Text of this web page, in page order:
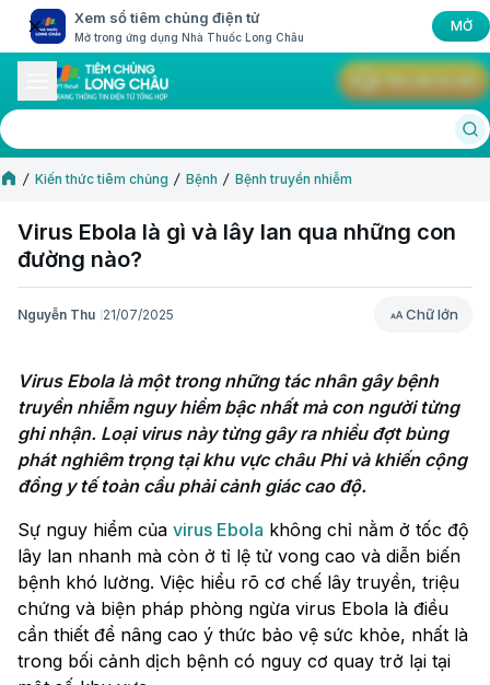
Xem sổ tiêm chủng điện tử
Mở trong ứng dụng Nhà Thuốc Long Châu
MỞ
Kiến thức tiêm chủng Bệnh Bệnh truyền nhiễm
Virus Ebola là gì và lây lan qua những con
đường nào?
Nguyễn Thu 21/07/2025 Chữ lớn
Chữ lớn
Virus Ebola là một trong những tác nhân gây bệnh
truyền nhiễm nguy hiểm bậc nhất mà con người từng
ghi nhận. Loại virus này từng gây ra nhiều đợt bùng
phát nghiêm trọng tại khu vực châu Phi và khiến cộng
đồng y tế toàn cầu phải cảnh giác cao độ.
Sự nguy hiểm của virus Ebola không chỉ nằm ở tốc độ
lây lan nhanh mà còn ở tỉ lệ tử vong cao và diễn biến
bệnh khó lường. Việc hiểu rõ cơ chế lây truyền, triệu
chứng và biện pháp phòng ngừa virus Ebola là điều
cần thiết để nâng cao ý thức bảo vệ sức khỏe, nhất là
trong bối cảnh dịch bệnh có nguy cơ quay trở lại tại